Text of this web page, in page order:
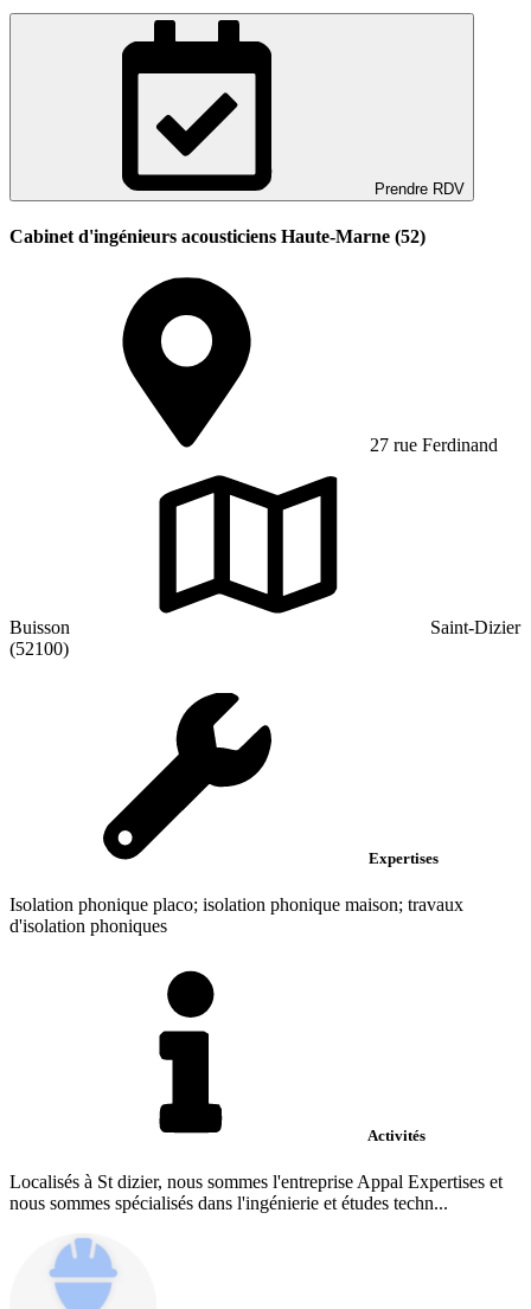
Prendre RDV
Cabinet d'ingénieurs acousticiens Haute-Marne (52)
27 rue Ferdinand
Buisson
Saint-Dizier
(52100)
Expertises
Isolation phonique placo; isolation phonique maison; travaux
d'isolation phoniques
Activités
Localisés à St dizier, nous sommes l'entreprise Appal Expertises et
nous sommes spécialisés dans l'ingénierie et études techn...